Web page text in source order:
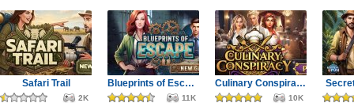
Safari Trail
2K
Blueprints of Escape
11K
Culinary Conspiracy
10K